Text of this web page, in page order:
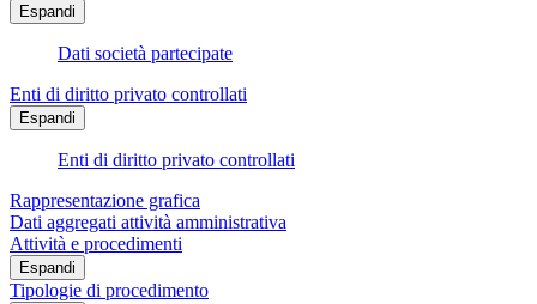
Espandi
Dati società partecipate
Enti di diritto privato controllati
Espandi
Enti di diritto privato controllati
Rappresentazione grafica
Dati aggregati attività amministrativa
Attività e procedimenti
Espandi
Tipologie di procedimento